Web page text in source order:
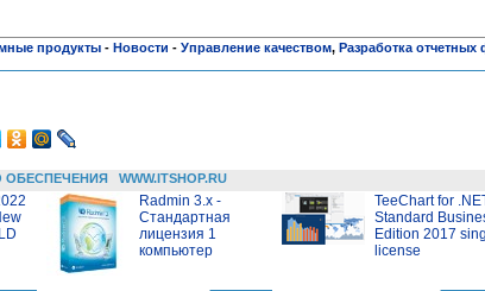
продукты - Новости - Управление качеством, Разработка
ОБЕСПЕЧЕНИЯ WWW.ITSHOP.RU
Radmin 3.x -
Стандартная
лицензия 1
компьютер
TeeChart for
Standard
Edition 2017
license